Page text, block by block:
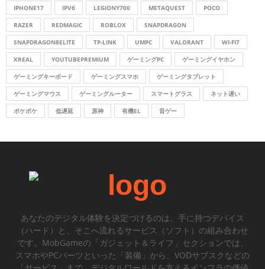
IPHONE17 IPV6 LEGIONY700 METAQUEST POCO
RAZER REDMAGIC ROBLOX SNAPDRAGON
SNAPDRAGON8ELITE TP-LINK UMPC VALORANT WI-FI7
XREAL YOUTUBEPREMIUM ゲーミングPC ゲーミングイヤホン
ゲーミングキーボード ゲーミングスマホ ゲーミングタブレット
ゲーミングマウス ゲーミングルーター スマートグラス ネット遅い
ポケポケ 低遅延 原神 有機EL 音ゲー
あなたのデジタル体験を決定づけるのは、手に持つデバイス
（ハード）と、そこへ流れるサービス（ソフト）の組み合わせ
です。MobGameの「ガジェット＆ライフ」セクションでは、
スマホやPCパーツといった「装備」から、VODサブスクなどの